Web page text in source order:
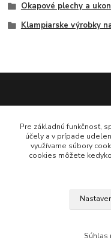
Okapové plechy a
Klampiarske výrobky
0948 484 313
Po-Pia 7:30-16:00 hod
Pre základnú funkčnosť,
účely a v prípade
využívame súbory
cookies môžete